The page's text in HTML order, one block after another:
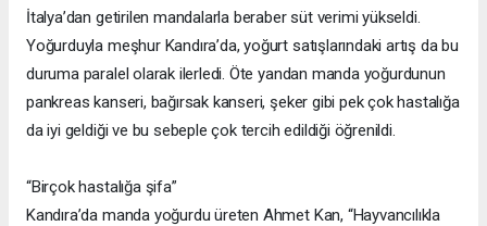
İtalya’dan getirilen mandalarla beraber süt verimi yükseldi.
Yoğurduyla meşhur Kandıra’da, yoğurt satışlarındaki artış da bu
duruma paralel olarak ilerledi. Öte yandan manda yoğurdunun
pankreas kanseri, bağırsak kanseri, şeker gibi pek çok hastalığa
da iyi geldiği ve bu sebeple çok tercih edildiği öğrenildi.
“Birçok hastalığa şifa”
Kandıra’da manda yoğurdu üreten Ahmet Kan, “Hayvancılıkla